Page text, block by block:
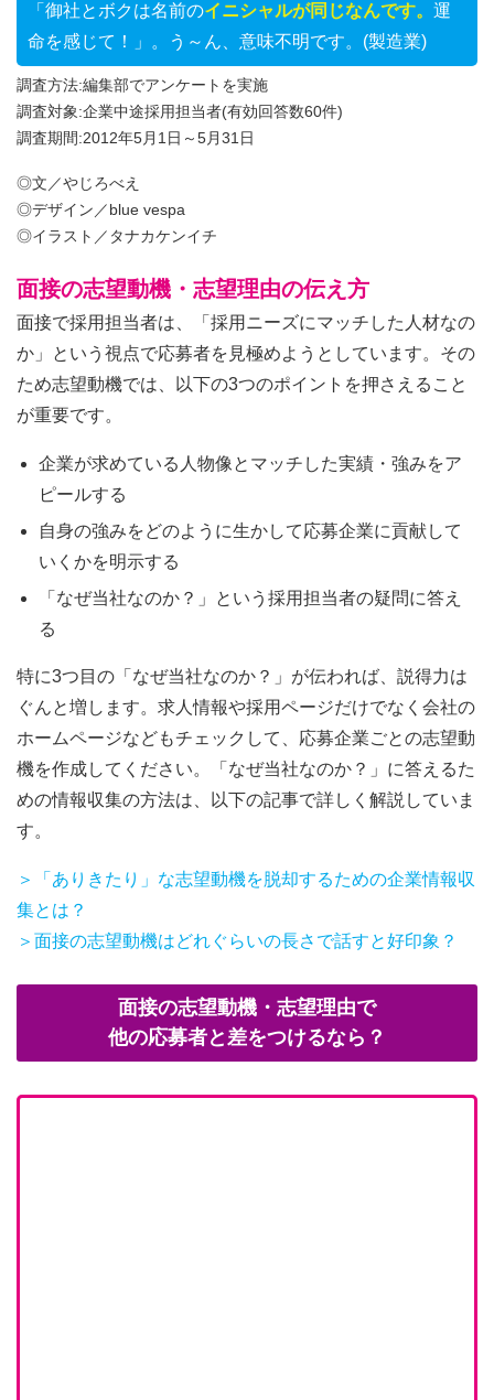
「御社とボクは名前のイニシャルが同じなんです。 運
命を感じて！」。う～ん、意味不明です。(製造業)
調査方法:編集部でアンケートを実施
調査対象:企業中途採用担当者(有効回答数60件)
調査期間:2012年5月1日～5月31日
◎文／やじろべえ
◎デザイン／blue vespa
◎イラスト／タナカケンイチ
面接の志望動機・志望理由の伝え方
面接で採用担当者は、「採用ニーズにマッチした人材なの
か」という視点で応募者を見極めようとしています。その
ため志望動機では、以下の3つのポイントを押さえること
が重要です。
企業が求めている人物像とマッチした実績・強みをア
ピールする
自身の強みをどのように生かして応募企業に貢献して
いくかを明示する
「なぜ当社なのか？」という採用担当者の疑問に答え
る
特に3つ目の「なぜ当社なのか？」が伝われば、説得力は
ぐんと増します。求人情報や採用ページだけでなく会社の
ホームページなどもチェックして、応募企業ごとの志望動
機を作成してください。「なぜ当社なのか？」に答えるた
めの情報収集の方法は、以下の記事で詳しく解説していま
す。
＞「ありきたり」な志望動機を脱却するための企業情報収
集とは？
＞面接の志望動機はどれぐらいの長さで話すと好印象？
面接の志望動機・志望理由で
他の応募者と差をつけるなら？